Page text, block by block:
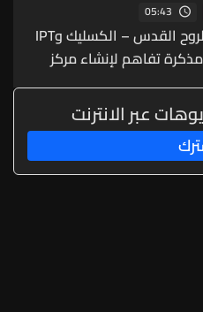
05:43
جامعة الروح القدس – الكسليك وIPT
تفاهم لإنشاء مركز
الكهربائي
عبر الانترنت